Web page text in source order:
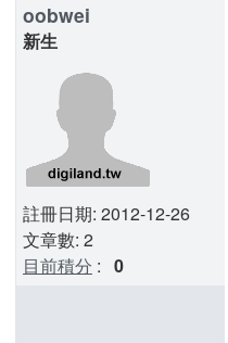
oobwei
新生
註冊日期: 2012-12-26
文章數: 2
目前積分 : 0